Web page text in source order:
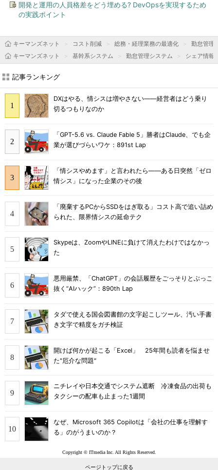
開発と運用の人員格差をどう埋める? DevOpsを実現するため
の実践ポイント
キーマンズネット コスト削減 総務・経理業務の最適化
勤怠管理
キーマンズネット
基幹系システム 勤怠管理システム シェア情報
記事ランキング
DXはやる、情シスは増やさない――経営者はどう乗り
切るつもりなのか
「GPT-5.6 vs. Claude Fable 5」勝者はClaude、でも企
業が選びづらいワケ：891st Lap
「情シスやめます」と言われたら――ある日突然「ゼロ
情シス」になった企業のその後
「廃棄するPCからSSDをはぎ取る」コスト高で追い詰め
られた、限界情シスの延命テク
Skypeは、ZoomやLINEに負けて消えたわけではなかっ
た
悪用厳禁、「ChatGPT」の会話履歴をごっそりとぶっこ
抜く“AIハック”：890th Lap
タダで使える国会図書館の文字起こしツール、汚い手書
き文字で精度をガチ検証
開けば何かが起こる「Excel」 25年間も読者を悩ませ
た"厄介な問題"
ニチレイや日本交通でシステム遮断 冷凍食品の出荷も
タクシーの配車も止まった1週間
なぜ、Microsoft 365 Copilotは「会社の仕事を理解す
る」のがうまいのか？
Copyright © ITmedia Inc. All Rights Reserved.
ページトップに戻る